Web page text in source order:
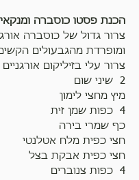
הכנת פסטו כוסברה ומנקאי
צרור גדול של כוסברה
ומופרדת מהגבעולים
צרור עלי בזיליקום אורגניים
2  שיני שום
מיץ מחצי לימון
4  כפות שמן זית
כף שמרי בירה
חצי כפית מלח אטלנטי
חצי כפית אבקת בצל
4  כפות צנוברים